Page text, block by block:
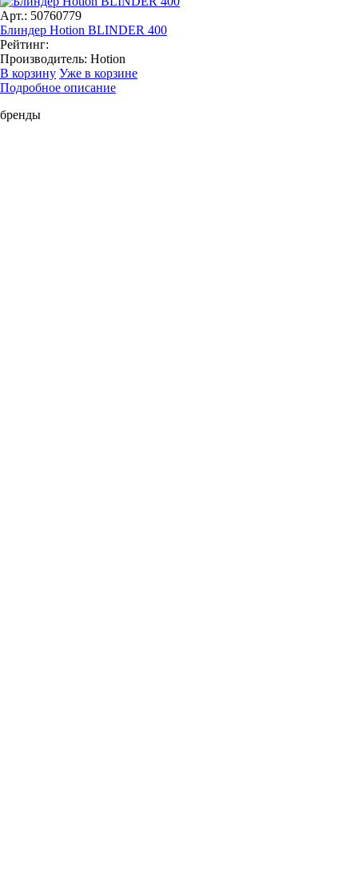
Арт.: 50760779
Блиндер Hotion BLINDER 400
Рейтинг:
Производитель: Hotion
В корзину Уже в корзине
Подробное описание
бренды